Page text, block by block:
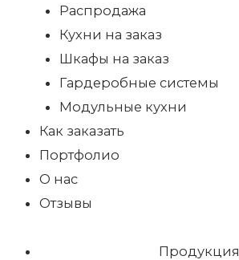
Распродажа
Кухни на заказ
Шкафы на заказ
Гардеробные системы
Модульные кухни
Как заказать
Портфолио
О нас
Отзывы
Продукция